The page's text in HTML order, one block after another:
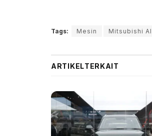
Tags: Mesin Mitsubishi
ARTIKELTERKAIT